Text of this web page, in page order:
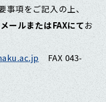
事項をご記入の上、
ールまたはFAXにてお
FAX 043-